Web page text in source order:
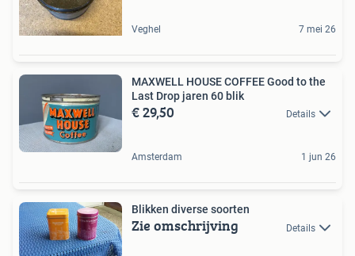
Veghel 7 mei 26
MAXWELL HOUSE COFFEE Good to the
Last Drop jaren 60 blik
€ 29,50 Details
Amsterdam 1 jun 26
Blikken diverse soorten
Zie omschrijving Details